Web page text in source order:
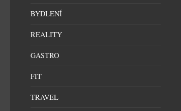
BYDLENÍ
REALITY
GASTRO
FIT
TRAVEL